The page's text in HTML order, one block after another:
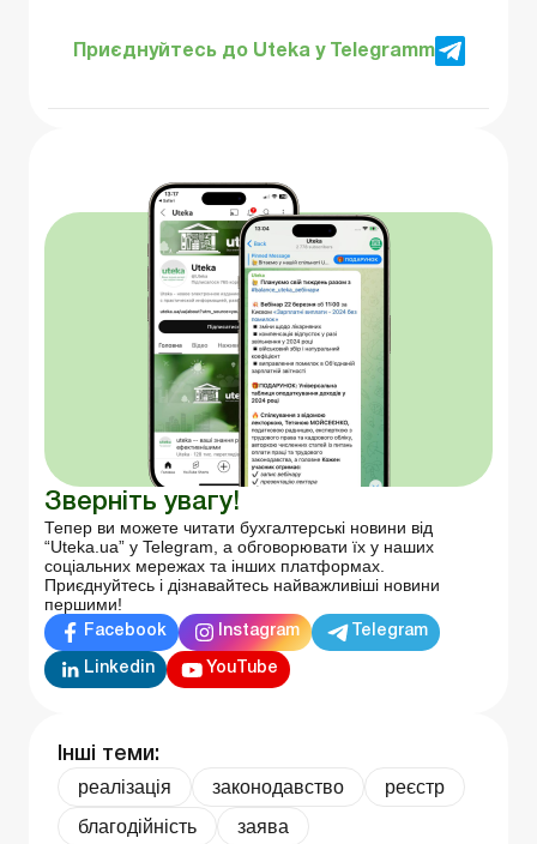
Приєднуйтесь до Uteka у Telegramm
Зверніть увагу!
Тепер ви можете читати бухгалтерські новини від
“Uteka.ua” у Telegram, а обговорювати їх у наших
соціальних мережах та інших платформах.
Приєднуйтесь і дізнавайтесь найважливіші новини
першими!
Facebook Instagram Telegram
Linkedin YouTube
Інші теми:
реалізація законодавство
реєстр
благодійність
заява